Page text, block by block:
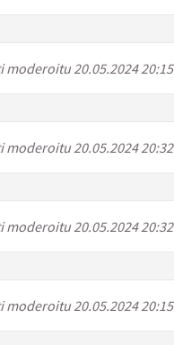
moderoitu 20.05.2024 20:15
moderoitu 20.05.2024 20:32
moderoitu 20.05.2024 20:32
moderoitu 20.05.2024 20:15